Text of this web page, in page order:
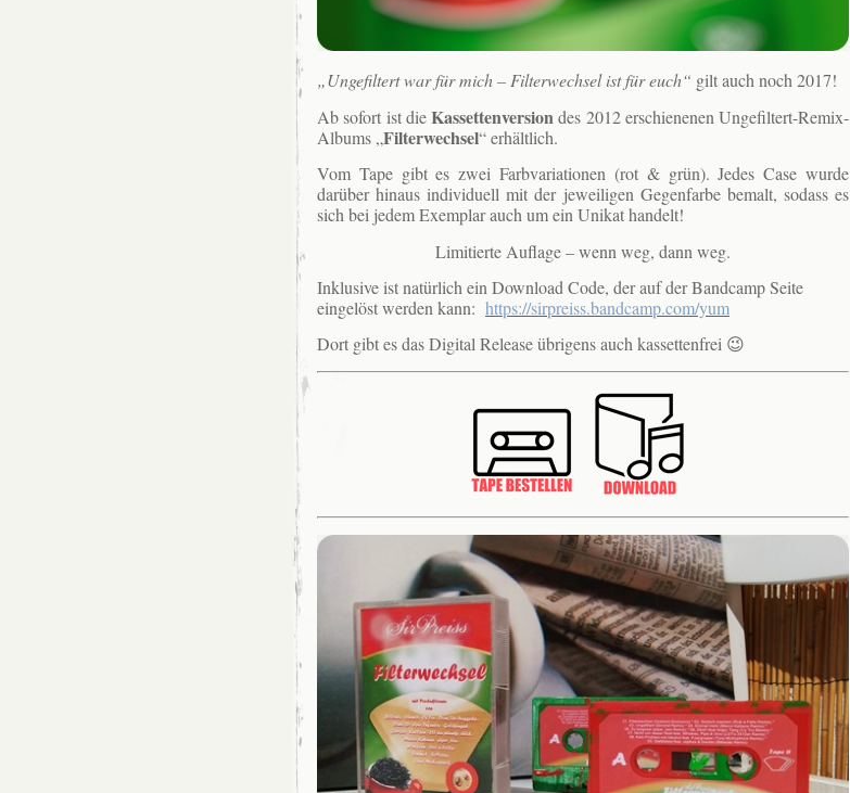
„Ungefiltert war für mich – Filterwechsel ist für euch“ gilt auch noch 2017!
Ab sofort ist dieKassettenversiondes 2012 erschienenen Ungefiltert-Remix-
Albums „Filterwechsel“ erhältlich.
Vom Tape gibt es zwei Farbvariationen (rot & grün). Jedes Case wurde
darüber hinaus individuell mit der jeweiligen Gegenfarbe bemalt, sodass es
sich bei jedem Exemplar auch um ein Unikat handelt!
Limitierte Auflage – wenn weg, dann weg.
Inklusive ist natürlich ein Download Code, der auf der Bandcamp Seite
eingelöst werden kann: https://sirpreiss.bandcamp.com/yum
Dort gibt es das Digital Release übrigens auch kassettenfrei 😉